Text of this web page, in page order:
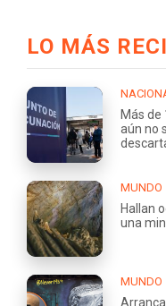
LO MÁS
Más de
aún no
MUNDO
Hallan
una
MUNDO